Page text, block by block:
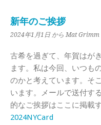
新年のご挨拶
2024年1月1日 から Mat Grimm
古希を過ぎて、年賀はが
ます。私は今回、いつも
のかと考えています。そ
います。メールで送付す
的なご挨拶はここに掲載
2024NYCard